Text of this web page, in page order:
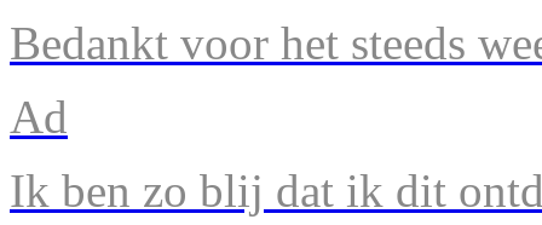
Bedankt voor het steeds
Ad
Ik ben zo blij dat ik dit